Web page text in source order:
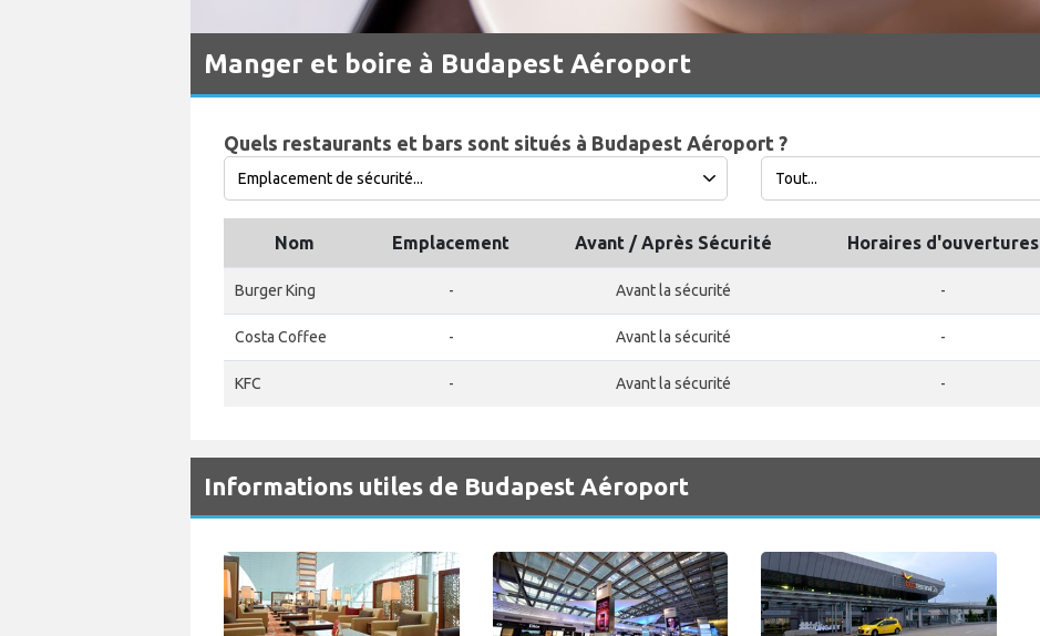
Manger et boire à Budapest Aéroport
Quels restaurants et bars sont situés à Budapest Aéroport ?
Nom Emplacement Avant / Après Sécurité Horaires d'ouvertures
Burger King - Avant la sécurité -
Costa Coffee - Avant la sécurité -
KFC - Avant la sécurité -
Informations utiles de Budapest Aéroport